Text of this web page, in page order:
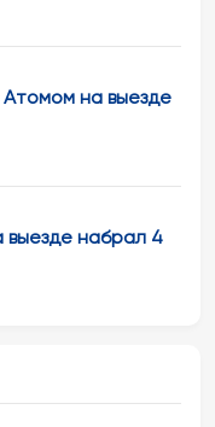
на выезде
выезде набрал 4